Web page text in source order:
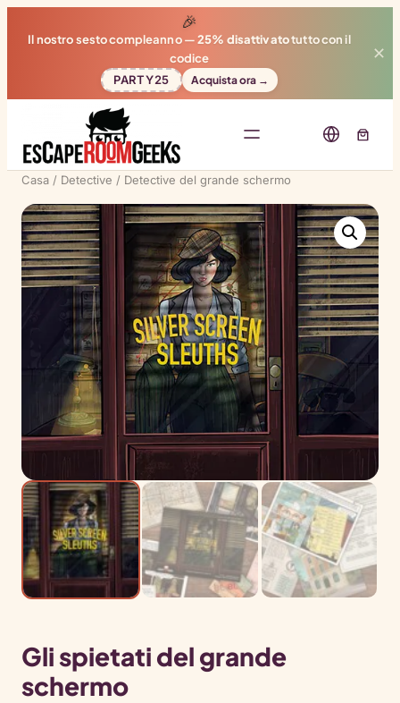
🎉
Il nostro sesto compleanno —25% disattivatotutto con il
codice
PARTY25
Acquista ora →
✕
Casa / Detective / Detective del grande schermo
Gli spietati del grande
schermo